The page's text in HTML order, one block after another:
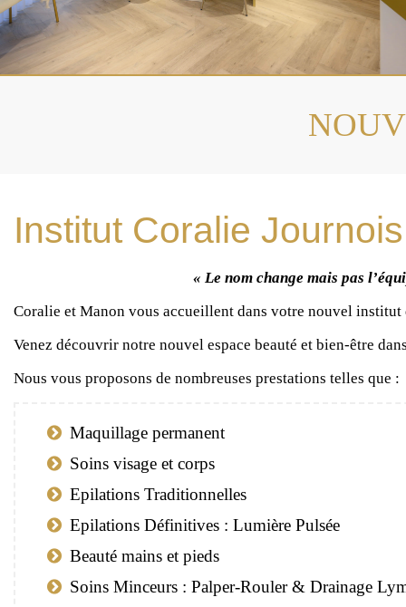
Institut Coralie
« Le nom change mais pas
Coralie et Manon vous accueillent dans votre nouvel
Venez découvrir notre nouvel espace beauté et bien-être
Nous vous proposons de nombreuses prestations telles que :
Maquillage permanent
Soins visage et corps
Epilations Traditionnelles
Epilations Définitives : Lumière Pulsée
Beauté mains et pieds
Soins Minceurs : Palper-Rouler & Drainage